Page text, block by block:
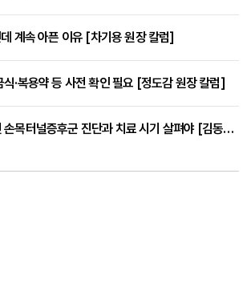
계속 아픈 이유 [차기용 원장 칼럼]
·복용약 등 사전 확인 필요 [정도감 원장 칼럼]
손 저림 반복된다면 손목터널증후군 진단과 치료 시기 살펴야 [김동현 원장 칼럼]